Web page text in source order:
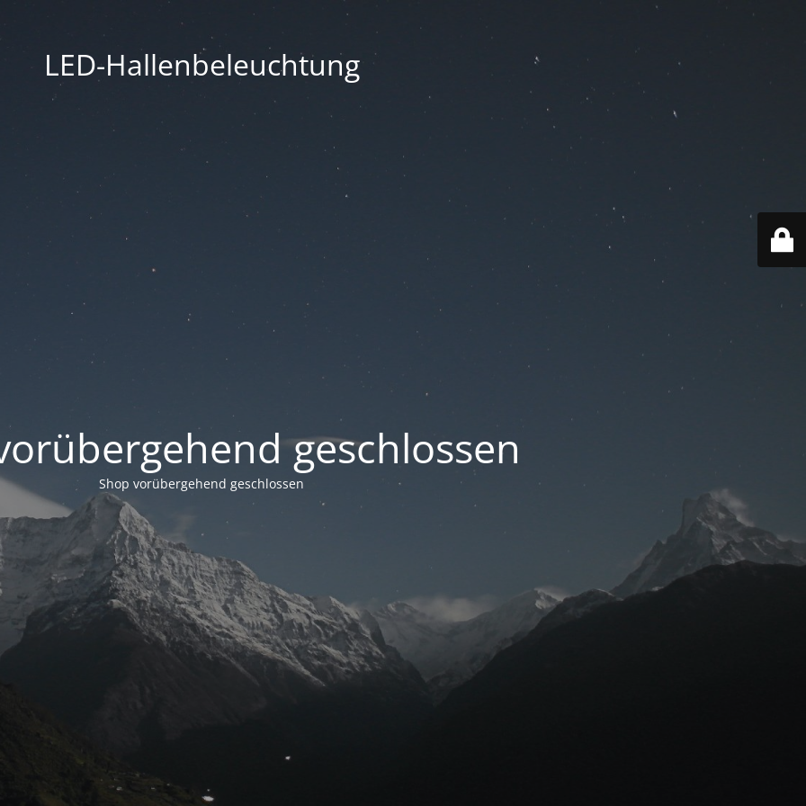
LED-Hallenbeleuchtung
geschlossen
Shop vorübergehend geschlossen